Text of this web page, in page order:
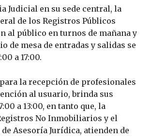
Judicial en su sede central, la
de los Registros Públicos
al público en turnos de mañana y
de mesa de entradas y salidas se
a 17:00.
la recepción de profesionales
al usuario, brinda sus
a 13:00, en tanto que, la
No Inmobiliarios y el
Asesoría Jurídica, atienden de